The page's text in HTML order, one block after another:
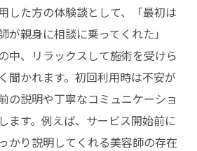
張美容師の違いと選び方解説
東京の予約方法と利用ポイント
張カットを安心して頼む方法
を東京都で上手に活用するコツ
張サービス利用時の注意点
適な訪問美容活用術
した方の体験談として、「最初は
が親身に相談に乗ってくれた」
中、リラックスして施術を受けら
聞かれます。初回利用時は不安が
の説明や丁寧なコミュニケーショ
ます。例えば、サービス開始前に
かり説明してくれる美容師の存在